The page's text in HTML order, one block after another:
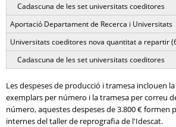
Cadascuna de les set universitats coeditores
Aportació Departament de Recerca i Universitats
Universitats coeditores nova quantitat a repartir
Cadascuna de les set universitats coeditores
Les despeses de producció i tramesa inclouen
exemplars per número i la tramesa per correu
número, aquestes despeses de 3.800 € formen
internes del taller de reprografia de l'Idescat.